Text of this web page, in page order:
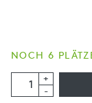
NOCH 6
+
-